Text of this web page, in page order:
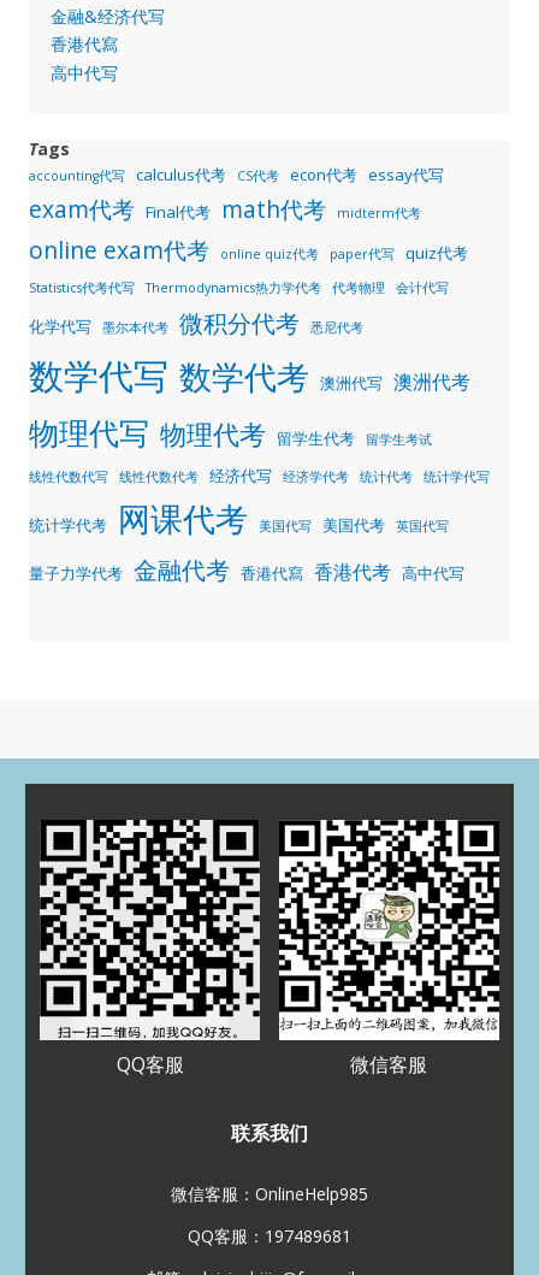
金融&经济代写
香港代寫
高中代写
Tags
accounting代写 calculus代考 CS代考 econ代考 essay代写
exam代考 Final代考 math代考 midterm代考
online exam代考 online quiz代考 paper代写 quiz代考
Statistics代考代写 Thermodynamics热力学代考 代考物理 会计代写
化学代写 墨尔本代考 微积分代考 悉尼代考
数学代写 数学代考 澳洲代写 澳洲代考
物理代写 物理代考 留学生代考 留学生考试
线性代数代写 线性代数代考 经济代写 经济学代考 统计代考 统计学代写
统计学代考 网课代考 美国代写 美国代考 英国代写
量子力学代考 金融代考 香港代寫 香港代考 高中代写
2025 年 3 月
2024 年 5 月
2024 年 4 月
2023 年 12 月
2023 年 9 月
2023 年 8 月
2023 年 5 月
2023 年 4 月
2022 年 11 月
2022 年 8 月
2022 年 7 月
2022 年 5 月
2022 年 3 月
2022 年 1 月
2021 年 12 月
2021 年 11 月
2021 年 10 月
2021 年 9 月
QQ客服 微信客服
联系我们
微信客服：OnlineHelp985
QQ客服：197489681